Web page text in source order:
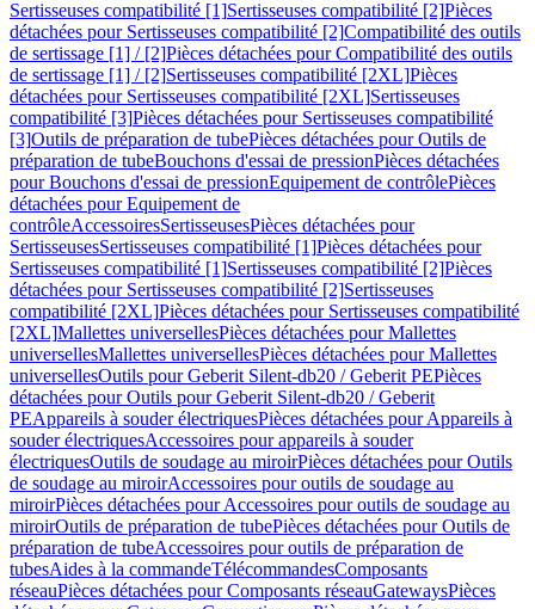
Sertisseuses compatibilité [1]Sertisseuses compatibilité [2]Pièces
détachées pour Sertisseuses compatibilité [2]Compatibilité des outils
de sertissage [1] / [2]Pièces détachées pour Compatibilité des outils
de sertissage [1] / [2]Sertisseuses compatibilité [2XL]Pièces
détachées pour Sertisseuses compatibilité [2XL]Sertisseuses
compatibilité [3]Pièces détachées pour Sertisseuses compatibilité
[3]Outils de préparation de tubePièces détachées pour Outils de
préparation de tubeBouchons d'essai de pressionPièces détachées
pour Bouchons d'essai de pressionEquipement de contrôlePièces
détachées pour Equipement de
contrôleAccessoiresSertisseusesPièces détachées pour
SertisseusesSertisseuses compatibilité [1]Pièces détachées pour
Sertisseuses compatibilité [1]Sertisseuses compatibilité [2]Pièces
détachées pour Sertisseuses compatibilité [2]Sertisseuses
compatibilité [2XL]Pièces détachées pour Sertisseuses compatibilité
[2XL]Mallettes universellesPièces détachées pour Mallettes
universellesMallettes universellesPièces détachées pour Mallettes
universellesOutils pour Geberit Silent-db20 / Geberit PEPièces
détachées pour Outils pour Geberit Silent-db20 / Geberit
PEAppareils à souder électriquesPièces détachées pour Appareils à
souder électriquesAccessoires pour appareils à souder
électriquesOutils de soudage au miroirPièces détachées pour Outils
de soudage au miroirAccessoires pour outils de soudage au
miroirPièces détachées pour Accessoires pour outils de soudage au
miroirOutils de préparation de tubePièces détachées pour Outils de
préparation de tubeAccessoires pour outils de préparation de
tubesAides à la commandeTélécommandesComposants
réseauPièces détachées pour Composants réseauGatewaysPièces